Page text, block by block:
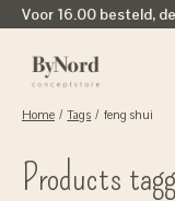
Voor 16.00 besteld,
Home / Tags / feng shui
Products